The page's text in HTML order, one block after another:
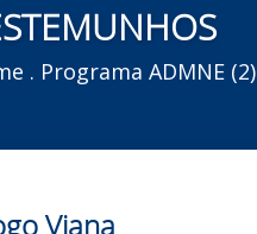
Programa ADMNE (2)
Viana